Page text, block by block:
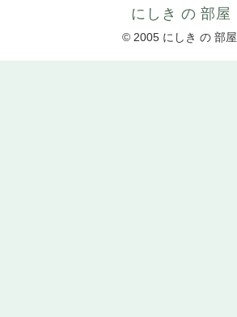
にしき の 部屋
© 2005 にしき の 部屋.